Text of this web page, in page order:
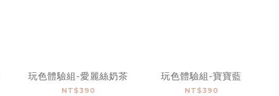
玩色體驗組-愛麗絲奶茶
NT$390
玩色體驗組-寶寶藍
NT$390